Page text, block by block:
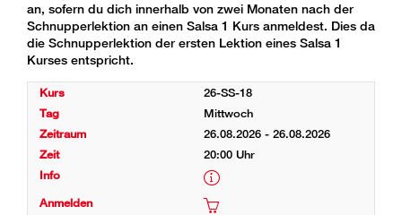
an, sofern du dich innerhalb von zwei Monaten nach der
Schnupperlektion an einen Salsa 1 Kurs anmeldest. Dies da
die Schnupperlektion der ersten Lektion eines Salsa 1
Kurses entspricht.
26-SS-18
Mittwoch
26.08.2026 - 26.08.2026
20:00 Uhr